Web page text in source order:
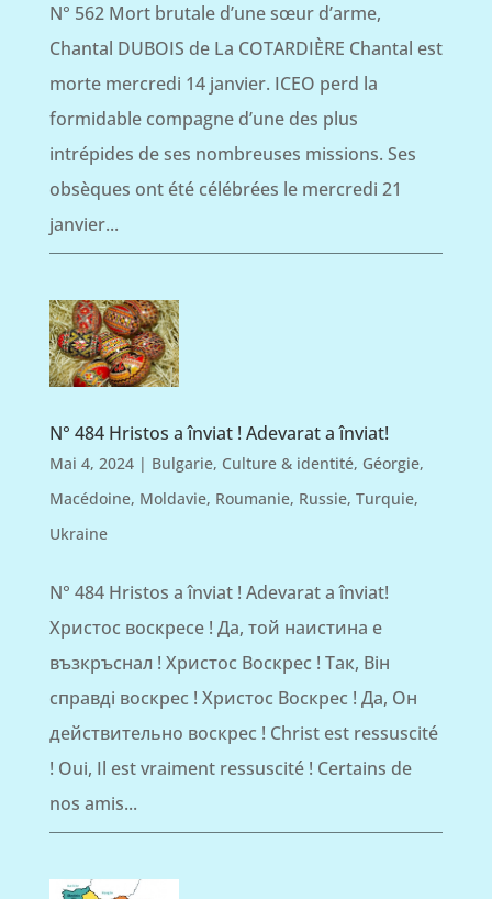
N° 562 Mort brutale d’une sœur d’arme,
Chantal DUBOIS de La COTARDIÈRE Chantal est
morte mercredi 14 janvier. ICEO perd la
formidable compagne d’une des plus
intrépides de ses nombreuses missions. Ses
obsèques ont été célébrées le mercredi 21
janvier...
N° 484 Hristos a înviat ! Adevarat a înviat!
Mai 4, 2024| Bulgarie, Culture & identité, Géorgie,
Macédoine, Moldavie, Roumanie, Russie, Turquie,
Ukraine
N° 484 Hristos a înviat ! Adevarat a înviat!
Христос воскресе ! Да, той наистина е
възкръснал ! Христос Воскрес ! Так, Він
справді воскрес ! Христос Воскрес ! Да, Он
действительно воскрес ! Christ est ressuscité
! Oui, Il est vraiment ressuscité ! Certains de
nos amis...